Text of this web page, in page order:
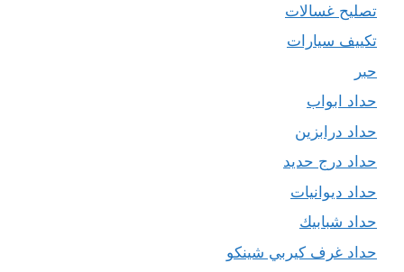
تصليح غسالات
تكييف سيارات
حبر
حداد ابواب
حداد درابزين
حداد درج حديد
حداد ديوانيات
حداد شبابيك
حداد غرف كيربي شينكو